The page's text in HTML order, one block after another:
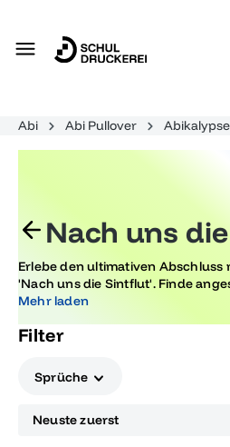
Abi Abi Pullover Abikalypse
Nach uns
Erlebe den ultimativen Abschluss
'Nach uns die Sintflut'. Finde
und Accessoires, die deinen
unvergesslich machen. Setze
Mehr laden
Filter
Sprüche